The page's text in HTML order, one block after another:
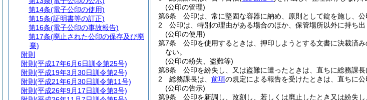
(公印の管理)
第6条
公印は、常に堅固な容器に納め、原則として錠を施し、
2
公印は、特別の理由がある場合のほか、保管場所以外に持ち出
(公印の使用)
第7条
公印を使用するときは、押印しようとする文書に決裁済
ない。
(公印の紛失、盗難等)
第8条
公印を紛失し、又は盗難に遭ったときは、直ちに総務課長
2
総務課長は、 前項の規定による報告を受けたときは、直ちに
(公印の告示)
第9条
公印を新調し、改刻し、若しくは廃止したとき又は紛失
第14条(電子公印の使用)
第15条(証明書等の訂正)
第16条(電子公印の事故報告)
第17条(廃止された公印の保存及び廃
棄)
附則
附則 (平成17年6月6日訓令第25号)
附則 (平成19年3月30日訓令第2号)
附則 (平成21年6月30日訓令第11号)
附則 (平成26年9月17日訓令第3号)